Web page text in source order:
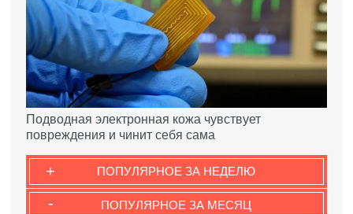
Подводная электронная кожа чувствует
повреждения и чинит себя сама
ПОПУЛЯРНОЕ ЗА НЕДЕЛЮ
+
ПОПУЛЯРНОЕ ЗА МЕСЯЦ
-